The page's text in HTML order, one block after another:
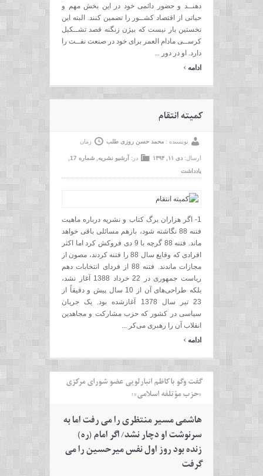
دهنــد و حضور دائمی خود در این بخش مهم و
حیاتی از اقتصاد کشــور را تضمین کنند. البته این
نخستین بار نیست که بیژن زنگنه قصد تشــکیل
کرســی مادام العمر برای خود در صنعت نفــت را
دارد. او در دور ...
ادامه ›
کمیته انتقام
نویسنده : محمد حسن روزی طلب زمان
ارسال: دی ۱۱, ۱۳۹۴ در: آرشیو نشریه شماره 17
یادداشت
1- اگر هزاران برگ کتاب و نشریه درباره ماهیت
فتنه 88 نگاشته شود، بازهم مسائلی باقی خواهد
ماند. فتنه 88 گرچه با 9 دی فروکش کرد اما اکثر
افرادی که وقایع سال 88 را فتنه کردند،‌ مصون از
مجازات ماندند. فتنه 88 از فردای انتخابات دهم
ریاست جمهوری در 22 خرداد 1388 آغاز نشد،
بلکه طراحی‌های آن از 10 سال پیش و دقیقاً از
23 تیر سال 1378 آغازشده بود. یک جریان
سیاسی در کشور که حزب مشارکت و مجاهدین
انقلاب آن را رهبری می‌کر ...
ادامه ›
گفت وگو با کاظم انبارلویی عضو شورای مرکزی
«حزب مؤتلفه اسلامی»؛
هاشمی مسیر منتظری را می رفت اما به
سرنوشت او دچار نشد/ اگر امام (ره)
زنده بود روز اول نفس میرحسین را می
گرفت